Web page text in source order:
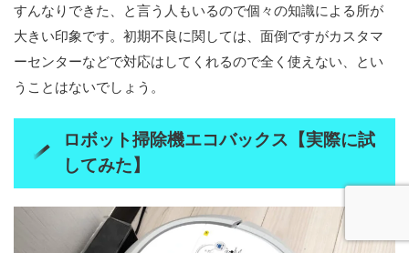
すんなりできた、と言う人もいるので個々の知識による所が
大きい印象です。初期不良に関しては、面倒ですがカスタマ
ーセンターなどで対応はしてくれるので全く使えない、とい
うことはないでしょう。
ロボット掃除機エコバックス【実際に試
してみた】